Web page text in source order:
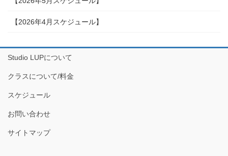
【2026年4月スケジュール】
Studio LUPについて
クラスについて/料金
スケジュール
お問い合わせ
サイトマップ